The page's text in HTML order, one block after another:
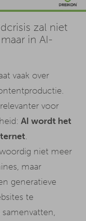
zal niet
in AI-
vaak over
voor
AI wordt het
.
niet meer
maar
generatieve
te